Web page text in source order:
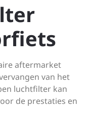
aftermarket
van het
luchtfilter kan
de prestaties en